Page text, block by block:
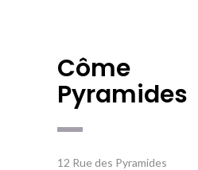
Côme
Pyramides
12 Rue des Pyramides